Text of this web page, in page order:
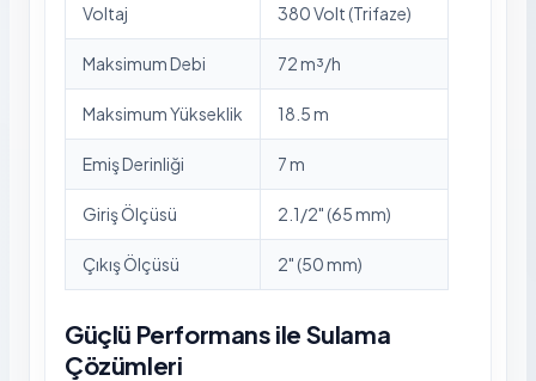
Voltaj 380 Volt (Trifaze)
Maksimum Debi 72 m³/h
Maksimum Yükseklik 18.5 m
Emiş Derinliği 7 m
Giriş Ölçüsü 2.1/2" (65 mm)
Çıkış Ölçüsü 2" (50 mm)
Güçlü Performans ile Sulama
Çözümleri